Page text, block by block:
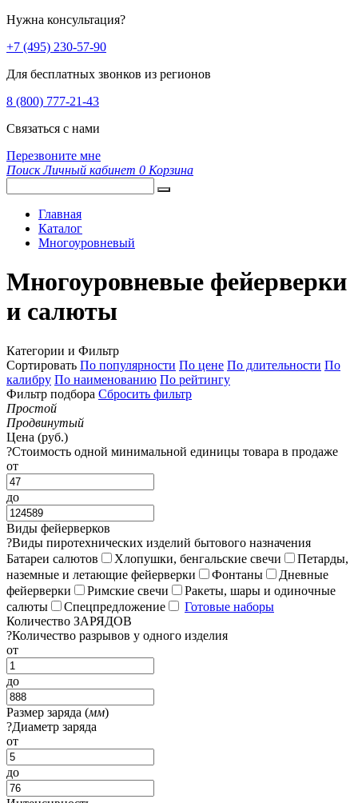
Нужна консультация?
+7 (495) 230-57-90
Для бесплатных звонков из регионов
8 (800) 777-21-43
Связаться с нами
Перезвоните мне
Поиск Личный кабинет 0 Корзина
Главная
Каталог
Многоуровневый
Многоуровневые фейерверки
и салюты
Категории и Фильтр
Сортировать По популярности По цене По длительности По
калибру По наименованию По рейтингу
Фильтр подбора Сбросить фильтр
Простой
Продвинутый
Цена (руб.)
?Стоимость одной минимальной единицы товара в продаже
от
до
Виды фейерверков
?Виды пиротехнических изделий бытового назначения
Батареи салютов
Хлопушки, бенгальские свечи
Петарды,
наземные и летающие фейерверки
Фонтаны
Дневные
фейерверки
Римские свечи
Ракеты, шары и одиночные
салюты
Спецпредложение
Готовые наборы
Количество ЗАРЯДОВ
?Количество разрывов у одного изделия
от
до
Размер заряда (мм)
?Диаметр заряда
от
до